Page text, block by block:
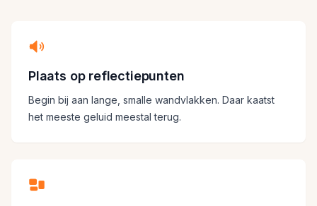
Plaats op reflectiepunten
Begin bij aan lange, smalle wandvlakken. Daar kaatst
het meeste geluid meestal terug.